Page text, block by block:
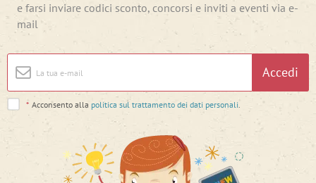
e farsi inviare codici sconto, concorsi e inviti a eventi via e-
mail
Accedi
* Acconsento alla politica sul trattamento dei dati personali.